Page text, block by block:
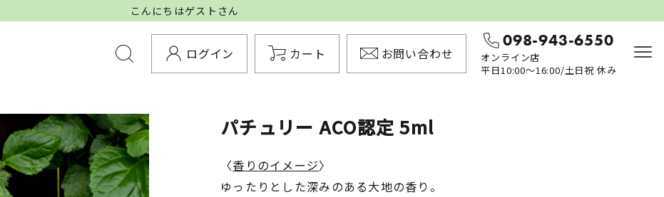
こんにちはゲストさん
ログイン カート お問い合わせ
098-943-6550
オンライン店
平日10:00〜16:00/土日祝 休み
パチュリー ACO認定 5ml
〈香りのイメージ〉
ゆったりとした深みのある大地の香り。